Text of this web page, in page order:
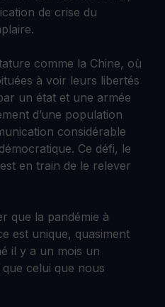
de crise du
comme la Chine, où
à voir leurs libertés
un état et une armée
d’une population
considérable
Ce défi, le
en train de le relever
que la pandémie à
est unique, quasiment
il y a un mois un
celui que nous